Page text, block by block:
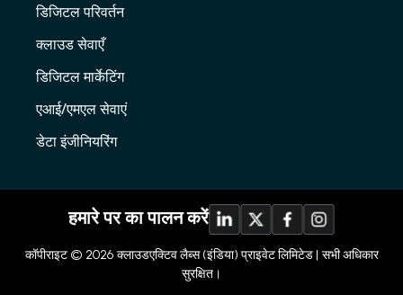
डिजिटल परिवर्तन
क्लाउड सेवाएँ
डिजिटल मार्केटिंग
एआई/एमएल सेवाएं
डेटा इंजीनियरिंग
हमारे पर का पालन करें
कॉपीराइट © 2026 क्लाउडएक्टिव लैब्स (इंडिया) प्राइवेट लिमिटेड | सभी अधिकार
सुरक्षित।